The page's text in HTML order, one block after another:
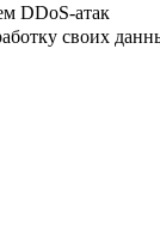
DDoS-атак
своих